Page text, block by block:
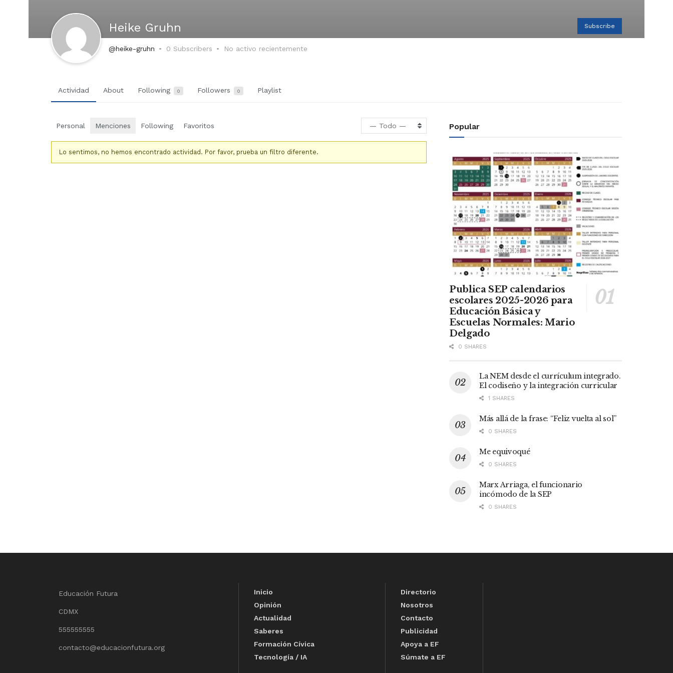
Heike Gruhn Subscribe
@heike-gruhn 0 Subscribers No activo recientemente
Actividad About Following 0 Followers 0 Playlist
Personal Menciones Following Favoritos — Todo —
Lo sentimos, no hemos encontrado actividad. Por favor, prueba un filtro diferente.
Popular
Publica SEP calendarios
escolares 2025-2026 para
Educación Básica y
Escuelas Normales: Mario
Delgado
0 SHARES
La NEM desde el currículum integrado.
El codiseño y la integración curricular
1 SHARES
Más allá de la frase: “Feliz vuelta al sol”
0 SHARES
Me equivoqué
0 SHARES
Marx Arriaga, el funcionario
incómodo de la SEP
0 SHARES
Educación Futura
CDMX
555555555
contacto@educacionfutura.org
Inicio
Opinión
Actualidad
Saberes
Formación Cívica
Tecnología / IA
Directorio
Nosotros
Contacto
Publicidad
Apoya a EF
Súmate a EF